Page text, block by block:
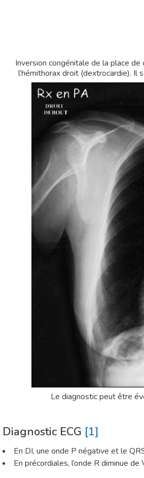
Inversion congénitale de la place
l’hémithorax droit (dextrocardie). Il
Le diagnostic peut être
Diagnostic ECG [1]
En DI, une onde P négative et le
En précordiales, l’onde R diminue de